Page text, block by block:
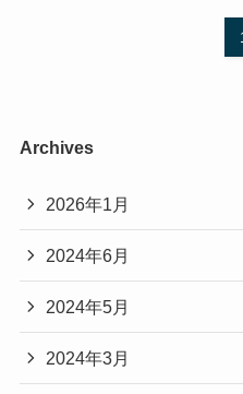
Archives
2026年1月
2024年6月
2024年5月
2024年3月